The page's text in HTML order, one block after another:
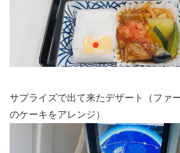
サプライズで出て来たデザート（ファ
のケーキをアレンジ）